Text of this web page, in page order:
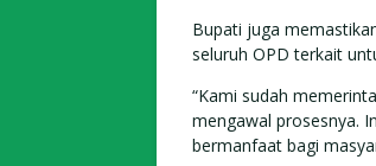
Bupati juga
seluruh OPD terkait
“Kami sudah
mengawal prosesnya.
bermanfaat bagi